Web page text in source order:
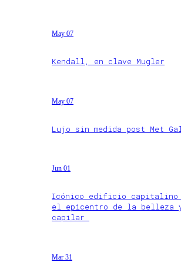
May 07
Kendall, en clave Mugler
May 07
Lujo sin medida post Met
Jun 01
Icónico edificio capitalino
el epicentro de la belleza
capilar
Mar 31